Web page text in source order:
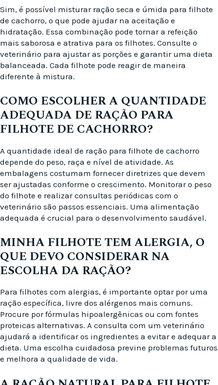
Sim, é possível misturar ração seca e úmida para filhote
de cachorro, o que pode ajudar na aceitação e
hidratação. Essa combinação pode tornar a refeição
mais saborosa e atrativa para os filhotes. Consulte o
veterinário para ajustar as porções e garantir uma dieta
balanceada. Cada filhote pode reagir de maneira
diferente à mistura.
COMO ESCOLHER A QUANTIDADE
ADEQUADA DE RAÇÃO PARA
FILHOTE DE CACHORRO?
A quantidade ideal de ração para filhote de cachorro
depende do peso, raça e nível de atividade. As
embalagens costumam fornecer diretrizes que devem
ser ajustadas conforme o crescimento. Monitorar o peso
do filhote e realizar consultas periódicas com o
veterinário são passos essenciais. Uma alimentação
adequada é crucial para o desenvolvimento saudável.
MINHA FILHOTE TEM ALERGIA, O
QUE DEVO CONSIDERAR NA
ESCOLHA DA RAÇÃO?
Para filhotes com alergias, é importante optar por uma
ração específica, livre dos alérgenos mais comuns.
Procure por fórmulas hipoalergênicas ou com fontes
proteicas alternativas. A consulta com um veterinário
ajudará a identificar os ingredientes a evitar e adequar a
dieta. Uma escolha cuidadosa previne problemas futuros
e melhora a qualidade de vida.